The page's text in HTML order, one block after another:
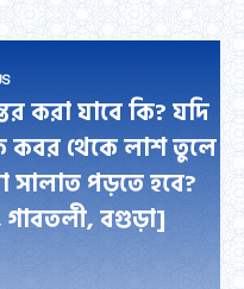
WhatsAppPinterest
করা যাবে কি? যদি
কবর থেকে লাশ তুলে
পড়তে হবে?
বগুড়া]